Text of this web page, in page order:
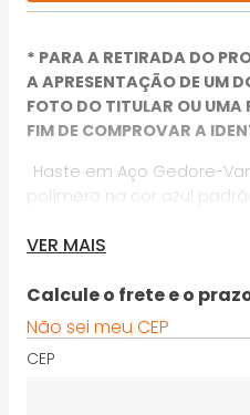
* PARA A RETIRADA DO
A APRESENTAÇÃO DE UM
FOTO DO TITULAR OU
FIM DE COMPROVAR A
· Haste em Aço Gedore-
polímero na cor azul
· Haste com acabamento
sextavado externo e cabo
· Indicada para eletro-
principalmente em locais
VER MAIS
Calcule o frete e o
Não sei meu CEP
CEP